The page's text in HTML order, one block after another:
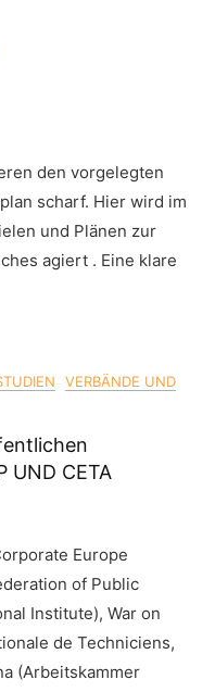
den vorgelegten
scharf. Hier wird im
und Plänen zur
agiert . Eine klare
VERBÄNDE UND
UND CETA
Europe
of Public
Institute), War on
de Techniciens,
(Arbeitskammer